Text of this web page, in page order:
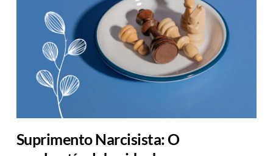
Suprimento Narcisista: O